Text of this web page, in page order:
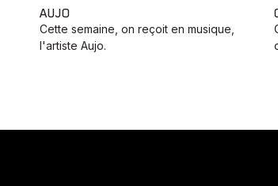
AUJO
Cette semaine, on reçoit en musique,
l'artiste Aujo.